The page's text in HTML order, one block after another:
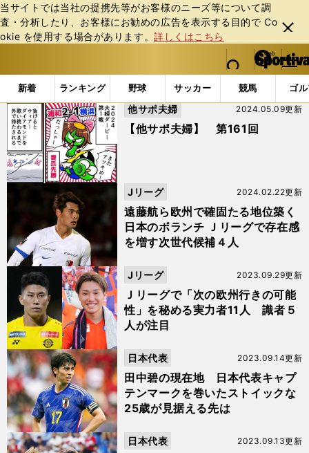
当サイトでは当社の提携先等がお客様のニーズ等について調
査・分析したり、お客様にお勧めの広告を表⽰する⽬的で Co
okie を使⽤する場合があります。詳しくはこちら
閉じ
る
web Sportiva (webスポルティーバ)
検索
マイペ
ー
ジ
メニュ
新着 ランキング 野球 サッカー 競馬 ゴ
b
ス
ポ
ル
テ
ィ
ー
バ
「#伊藤敦樹」の最新ニュース・ 情報
【他サポ夫婦】 第161回
2024.05.09更新
他サポ夫婦
遠藤航ら欧州で確固たる地位築く
日本のボランチ Ｊリーグで存在感
を増す次世代候補４人
2024.02.22更新
Jリーグ
Ｊリーグで「次の欧州行きの可能
性」を秘める実力者11人 識者５
人が注目
2023.09.29更新
Jリーグ
田中碧の現在地 日本代表キャプ
テンマークを巻いたストイックな
25歳が見据える先は
2023.09.14更新
日本代表
2023.09.13更新
日本代表